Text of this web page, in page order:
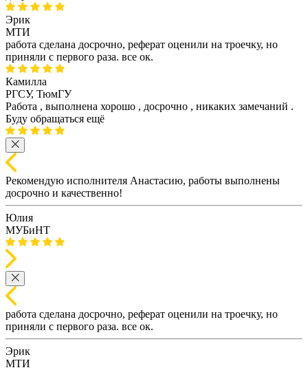
Эрик
МТИ
работа сделана досрочно, реферат оценили на троечку, но
приняли с первого раза. все ок.
Камилла
РГСУ, ТюмГУ
Работа , выполнена хорошо , досрочно , никаких замечаний .
Буду обращаться ещё
Рекомендую исполнителя Анастасию, работы выполнены
досрочно и качественно!
Юлия
МУБиНТ
работа сделана досрочно, реферат оценили на троечку, но
приняли с первого раза. все ок.
Эрик
МТИ